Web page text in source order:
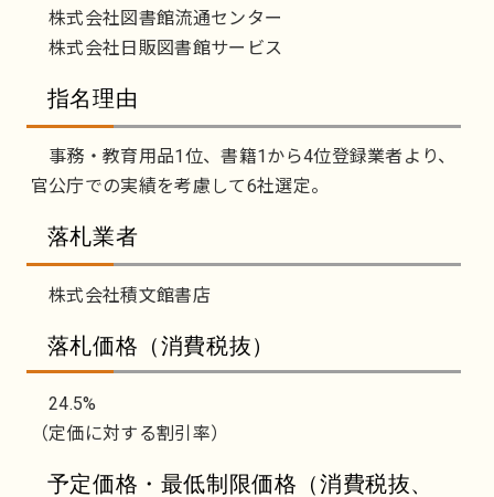
株式会社図書館流通センター
株式会社日販図書館サービス
指名理由
事務・教育用品1位、書籍1から4位登録業者より、
官公庁での実績を考慮して6社選定。
落札業者
株式会社積文館書店
落札価格（消費税抜）
24.5%
（定価に対する割引率）
予定価格・最低制限価格（消費税抜、